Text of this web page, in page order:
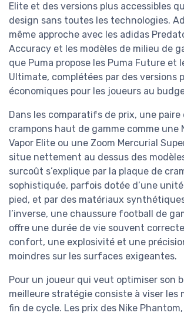
Elite et des versions plus accessibles
design sans toutes les technologies.
même approche avec les adidas
Accuracy et les modèles de milieu de
que Puma propose les Puma Future et
Ultimate, complétées par des versions
économiques pour les joueurs au
Dans les comparatifs de prix, une
crampons haut de gamme comme une
Vapor Elite ou une Zoom Mercurial
situe nettement au dessus des
surcoût s’explique par la plaque de
sophistiquée, parfois dotée d’une
pied, et par des matériaux
l’inverse, une chaussure football de
offre une durée de vie souvent
confort, une explosivité et une
moindres sur les surfaces exigeantes.
Pour un joueur qui veut optimiser son
meilleure stratégie consiste à viser les
fin de cycle. Les prix des Nike